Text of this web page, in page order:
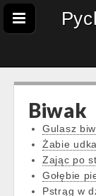
Biwak
Gulasz
Żabie
Zając po
Gołębie
Pstrąg w